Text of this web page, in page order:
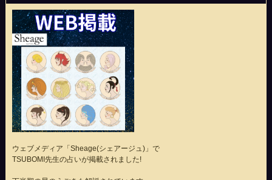
ウェブメディア「Sheage(シェアージュ)」で
TSUBOMI先生の占いが掲載されました!